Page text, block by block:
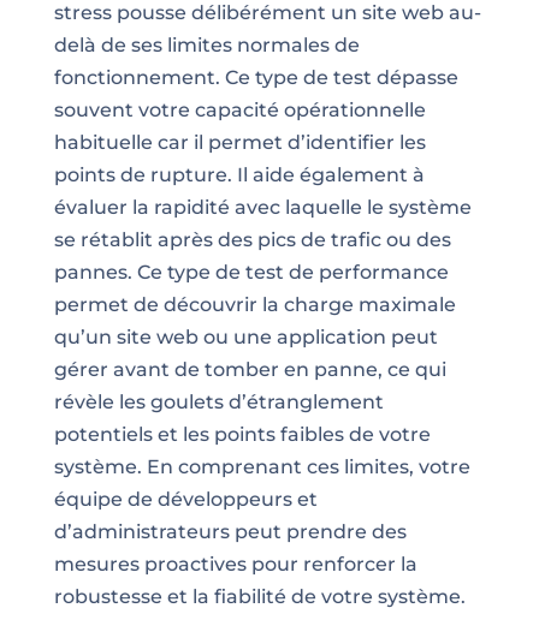
stress pousse délibérément un site web au-
delà de ses limites normales de
fonctionnement. Ce type de test dépasse
souvent votre capacité opérationnelle
habituelle car il permet d’identifier les
points de rupture. Il aide également à
évaluer la rapidité avec laquelle le système
se rétablit après des pics de trafic ou des
pannes. Ce type de test de performance
permet de découvrir la charge maximale
qu’un site web ou une application peut
gérer avant de tomber en panne, ce qui
révèle les goulets d’étranglement
potentiels et les points faibles de votre
système. En comprenant ces limites, votre
équipe de développeurs et
d’administrateurs peut prendre des
mesures proactives pour renforcer la
robustesse et la fiabilité de votre système.